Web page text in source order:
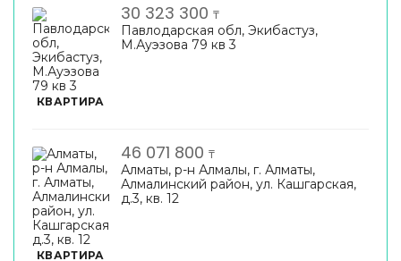
КВАРТИРА
30 323 300 ₸
Павлодарская обл, Экибастуз,
М.Ауэзова 79 кв 3
КВАРТИРА
46 071 800 ₸
Алматы, р-н Алмалы, г. Алматы,
Алмалинский район, ул. Кашгарская,
д.3, кв. 12